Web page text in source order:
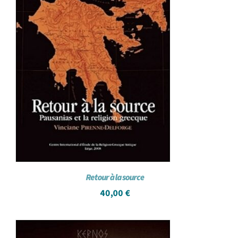
Retour à la source
40,00 €